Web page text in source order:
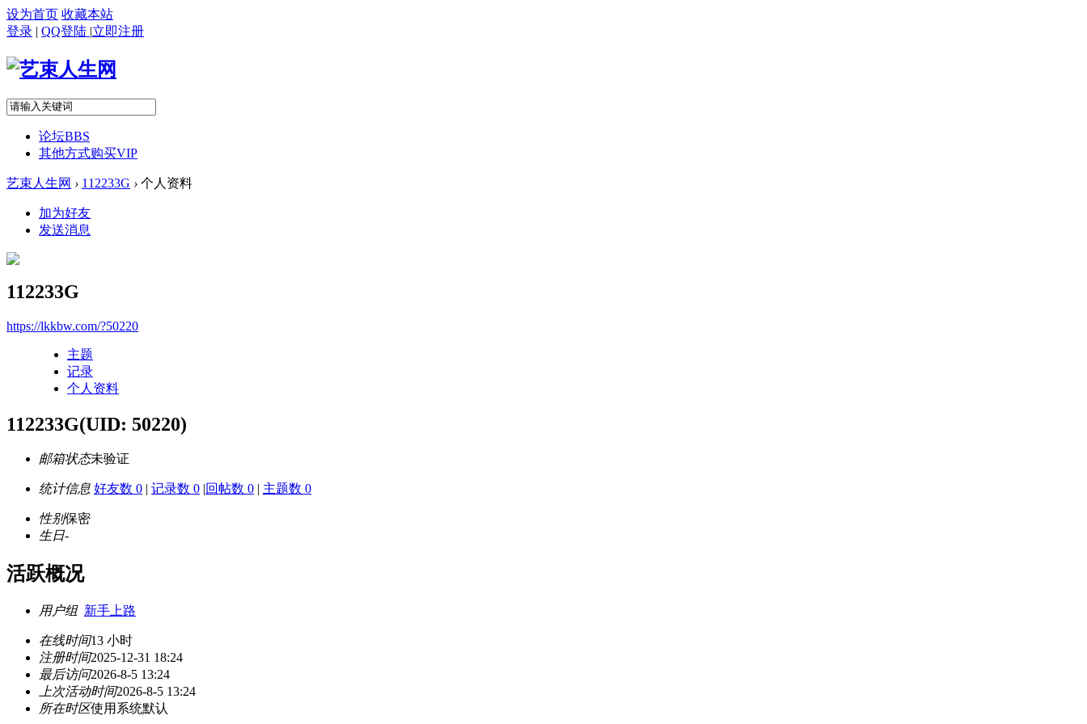
设为首页 收藏本站
登录 | QQ登陆 |立即注册
论坛BBS
其他方式购买VIP
艺束人生网 › 112233G › 个人资料
加为好友
发送消息
112233G
https://lkkbw.com/?50220
主题
记录
个人资料
112233G(UID: 50220)
邮箱状态未验证
统计信息 好友数 0 | 记录数 0 |回帖数 0 | 主题数 0
性别保密
生日-
活跃概况
用户组 新手上路
在线时间13 小时
注册时间2025-12-31 18:24
最后访问2026-8-5 13:24
上次活动时间2026-8-5 13:24
所在时区使用系统默认